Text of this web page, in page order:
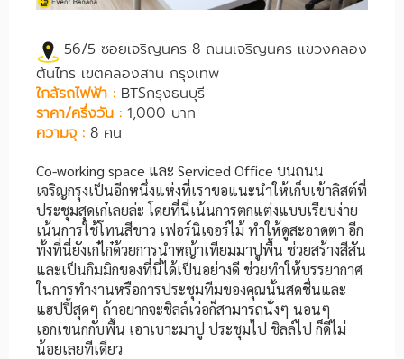
56/5 ซอยเจริญนคร 8 ถนนเจริญนคร แขวงคลอง
ต้นไทร เขตคลองสาน กรุงเทพ
ใกล้รถไฟฟ้า : BTSกรุงธนบุรี
ราคา/ครึ่งวัน : 1,000 บาท
ความจุ : 8 คน
Co-working space และ Serviced Office บนถนน
เจริญกรุงเป็นอีกหนึ่งแห่งที่เราขอแนะนำให้เก็บเข้าลิสต์ที่
ประชุมสุดเก๋เลยล่ะ โดยที่นี่เน้นการตกแต่งแบบเรียบง่าย
เน้นการใช้โทนสีขาว เฟอร์นิเจอร์ไม้ ทำให้ดูสะอาดตา อีก
ทั้งที่นี่ยังเก๋ไก๋ด้วยการนำหญ้าเทียมมาปูพื้น ช่วยสร้างสีสัน
และเป็นกิมมิกของที่นี่ได้เป็นอย่างดี ช่วยทำให้บรรยากาศ
ในการทำงานหรือการประชุมทีมของคุณนั้นสดชื่นและ
แฮปปี้สุดๆ ถ้าอยากจะชิลล์เว่อก็สามารถนั่งๆ นอนๆ
เอกเขนกกับพื้น เอาเบาะมาปู ประชุมไป ชิลล์ไป ก็ดีไม่
น้อยเลยทีเดียว